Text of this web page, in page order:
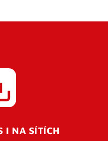
I NA SÍTÍCH